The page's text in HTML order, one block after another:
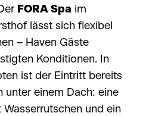
FORA Spa im
lässt sich flexibel
– Haven Gäste
Konditionen. In
ist der Eintritt bereits
unter einem Dach: eine
und ein